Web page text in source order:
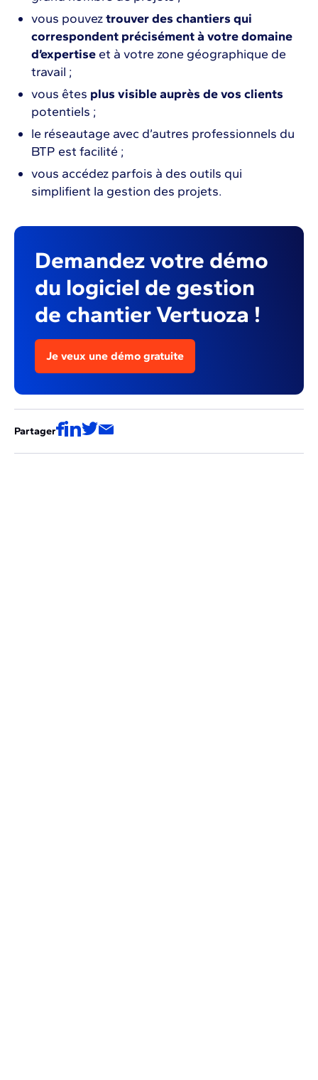
vous pouveztrouver des chantiers qui
correspondent précisément à votre domaine
d’expertise et à votre zone géographique de
travail ;
vous êtes plus visible auprès de vos clients
potentiels ;
le réseautage avec d’autres professionnels du
BTP est facilité ;
vous accédez parfois à des outils qui
simplifient la gestion des projets.
Demandez votre démo
du logiciel de gestion
de chantier Vertuoza !
Je veux une démo gratuite
Partager